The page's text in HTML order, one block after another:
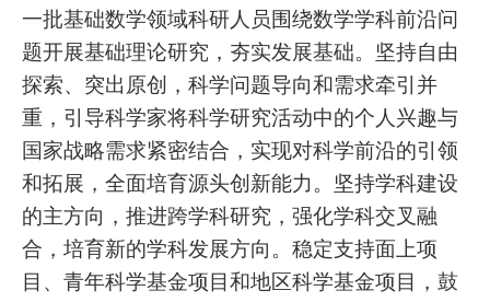
一批基础数学领域科研人员围绕数学学科前沿问
题开展基础理论研究，夯实发展基础。坚持自由
探索、突出原创，科学问题导向和需求牵引并
重，引导科学家将科学研究活动中的个人兴趣与
国家战略需求紧密结合，实现对科学前沿的引领
和拓展，全面培育源头创新能力。坚持学科建设
的主方向，推进跨学科研究，强化学科交叉融
合，培育新的学科发展方向。稳定支持面上项
目、青年科学基金项目和地区科学基金项目，鼓